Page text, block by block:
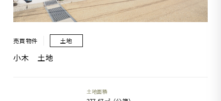
売買物件 土地
小木 土地
土地面積